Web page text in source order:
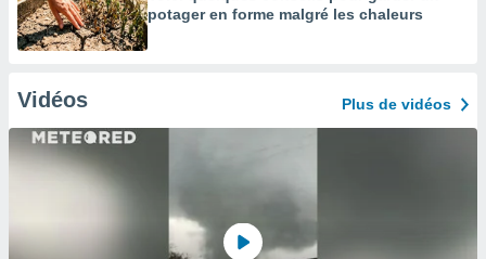
potager en forme malgré les chaleurs
Vidéos Plus de vidéos